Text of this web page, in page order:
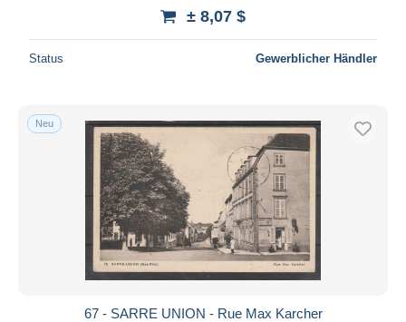
Preis
Kostenloser Versand
Zahlungsmethoden
PayPal
Banküberweisung
Visa
Mastercard
Bancontact
± 8,07 $
Status Gewerblicher Händler
Neu
67 - SARRE UNION - Rue Max Karcher